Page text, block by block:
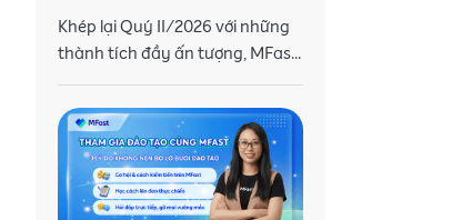
Khép lại Quý II/2026 với những
thành tích đầy ấn tượng, MFast
trân trọng ghi nhận và cảm ơn
sự nỗ lực, cống hiến không
ngừng của các MFasters trên
hành tr�